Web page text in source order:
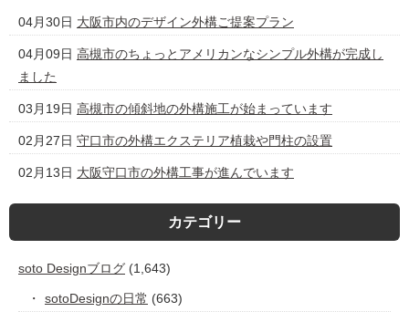
04月30日 大阪市内のデザイン外構ご提案プラン
04月09日 高槻市のちょっとアメリカンなシンプル外構が完成し
ました
03月19日 高槻市の傾斜地の外構施工が始まっています
02月27日 守口市の外構エクステリア植栽や門柱の設置
02月13日 大阪守口市の外構工事が進んでいます
カテゴリー
soto Designブログ (1,643)
sotoDesignの日常 (663)